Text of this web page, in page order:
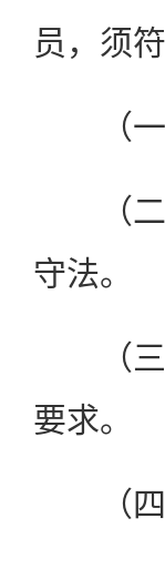
员，须
（一
（二
守法。
（三
要求。
（四